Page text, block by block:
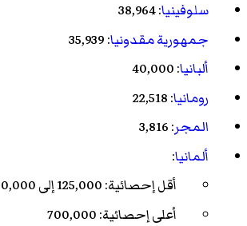
سلوفينيا: 38,964
جمهورية مقدونيا: 35,939
ألبانيا: 40,000
رومانيا: 22,518
المجر: 3,816
ألمانيا:
أقل إحصائية: 125,000 إلى 250,000
أعلى إحصائية: 700,000